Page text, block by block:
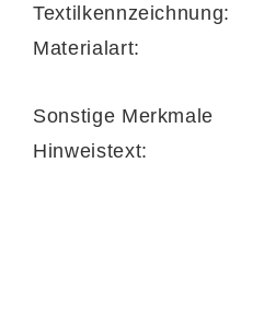
begeisternden
verschiedenen Größen
Textilkennzeichnung:
Materialart:
Sonstige Merkmale
Hinweistext: